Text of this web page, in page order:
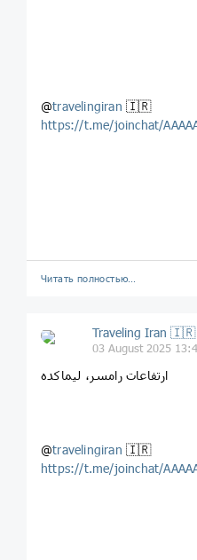
@travelingiran 🇮🇷
https://t.me/joinchat/
Читать полностью…
Traveling Iran 🇮🇷
03 August 2025
ارتفاعات رامسر، لیماکده
@travelingiran 🇮🇷
https://t.me/joinchat/